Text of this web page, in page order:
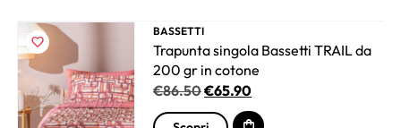
BASSETTI
Trapunta singola Bassetti TRAIL da
200 gr in cotone
€86.50€65.90